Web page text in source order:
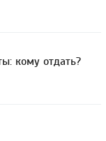
кому отдать?